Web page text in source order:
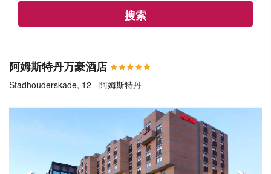
搜索
阿姆斯特丹万豪酒店
Stadhouderskade, 12 - 阿姆斯特丹